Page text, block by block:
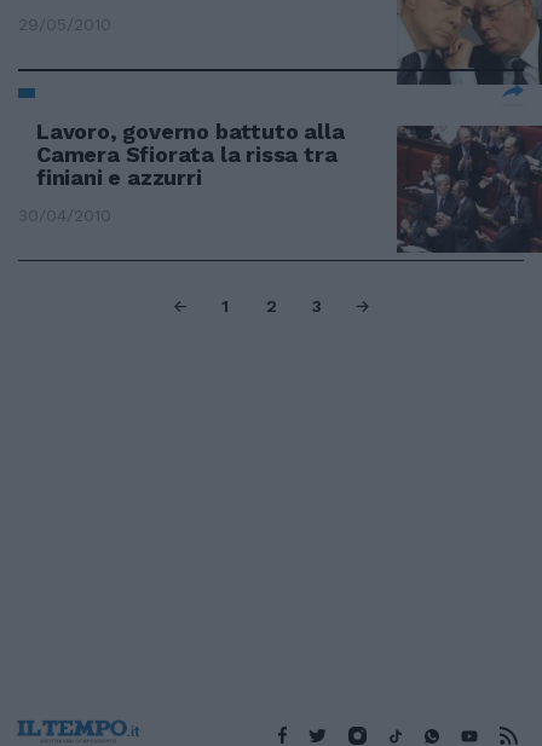
29/05/2010
Lavoro, governo battuto alla
Camera Sfiorata la rissa tra
finiani e azzurri
30/04/2010
1 2 3